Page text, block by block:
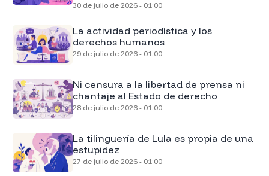
30 de julio de 2026 - 01:00
La actividad periodística y los
derechos humanos
29 de julio de 2026 - 01:00
Ni censura a la libertad de prensa ni
chantaje al Estado de derecho
28 de julio de 2026 - 01:00
La tilinguería de Lula es propia de una
estupidez
27 de julio de 2026 - 01:00